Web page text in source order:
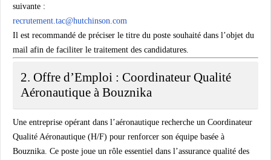
suivante :
recrutement.tac@hutchinson.com
Il est recommandé de préciser le titre du poste souhaité dans l’objet du
mail afin de faciliter le traitement des candidatures.
2. Offre d’Emploi : Coordinateur Qualité
Aéronautique à Bouznika
Une entreprise opérant dans l’aéronautique recherche un Coordinateur
Qualité Aéronautique (H/F) pour renforcer son équipe basée à
Bouznika. Ce poste joue un rôle essentiel dans l’assurance qualité des